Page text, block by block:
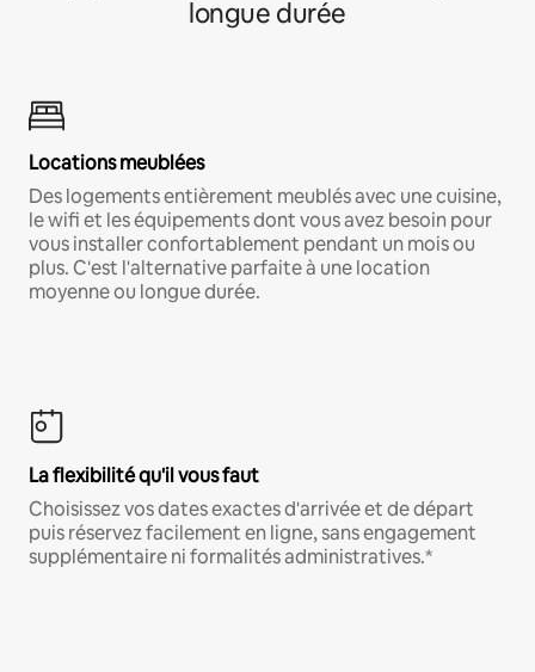
longue durée
Locations meublées
Des logements entièrement meublés avec une cuisine,
le wifi et les équipements dont vous avez besoin pour
vous installer confortablement pendant un mois ou
plus. C'est l'alternative parfaite à une location
moyenne ou longue durée.
La flexibilité qu'il vous faut
Choisissez vos dates exactes d'arrivée et de départ
puis réservez facilement en ligne, sans engagement
supplémentaire ni formalités administratives.*